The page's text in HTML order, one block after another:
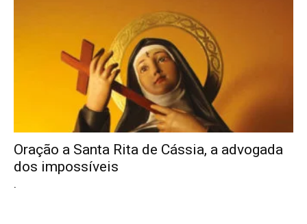
Oração a Santa Rita de Cássia, a advogada
dos impossíveis
.